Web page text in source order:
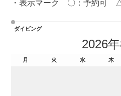
・表示マーク 〇：予約可 △
ダイビング
2026年
月 火 水 木